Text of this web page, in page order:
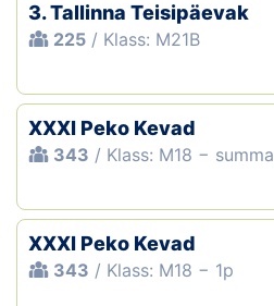
3. Tallinna Teisipäevak
225 / Klass: M21B
XXXI Peko Kevad
343 / Klass: M18 − summa
XXXI Peko Kevad
343 / Klass: M18 − 1p